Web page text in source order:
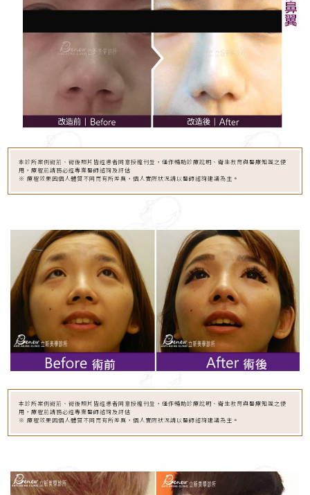
本診所案例術前、術後照片皆經患者同意授權刊登，僅作輔助診療說明、衛生教育與醫療知識之使
用，療程前請務必經專業醫師諮詢及評估
※ 療程效果因個人體質不同而有所差異，個人實際狀況請以醫師諮詢建議為主。
本診所案例術前、術後照片皆經患者同意授權刊登，僅作輔助診療說明、衛生教育與醫療知識之使
用，療程前請務必經專業醫師諮詢及評估
※ 療程效果因個人體質不同而有所差異，個人實際狀況請以醫師諮詢建議為主。